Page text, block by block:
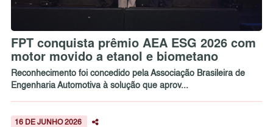
FPT conquista prêmio AEA ESG 2026 com
motor movido a etanol e biometano
Reconhecimento foi concedido pela Associação Brasileira de
Engenharia Automotiva à solução que aprov...
16 DE JUNHO 2026